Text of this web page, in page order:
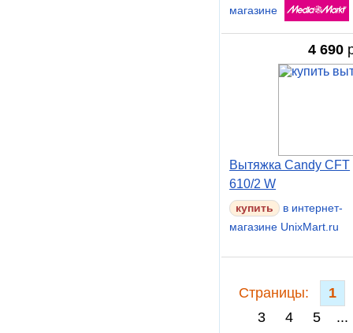
магазине
4 690
Вытяжка Candy CFT
610/2 W
в интернет-
магазине UnixMart.ru
Cтраницы:
1
3
4 5
...